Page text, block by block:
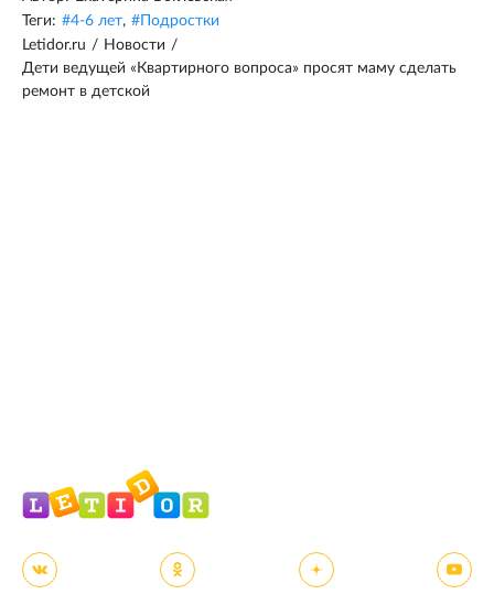
Теги: #4-6 лет, # Подростки
Letidor.ru / Новости /
Дети ведущей «Квартирного вопроса» просят маму сделать
ремонт в детской